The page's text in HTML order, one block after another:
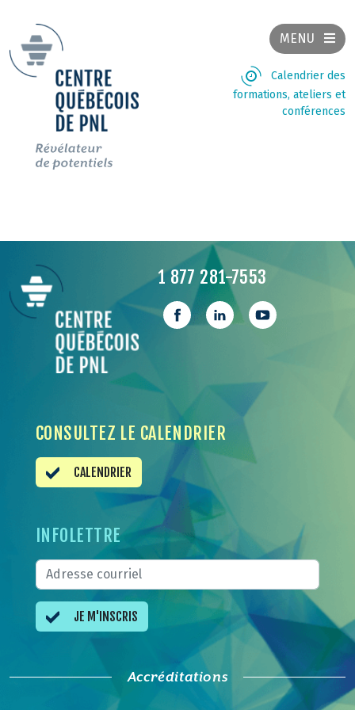
MENU
Calendrier des
formations, ateliers et
conférences
1 877 281-7553
CONSULTEZ LE CALENDRIER
CALENDRIER
INFOLETTRE
JE M'INSCRIS
Accréditations